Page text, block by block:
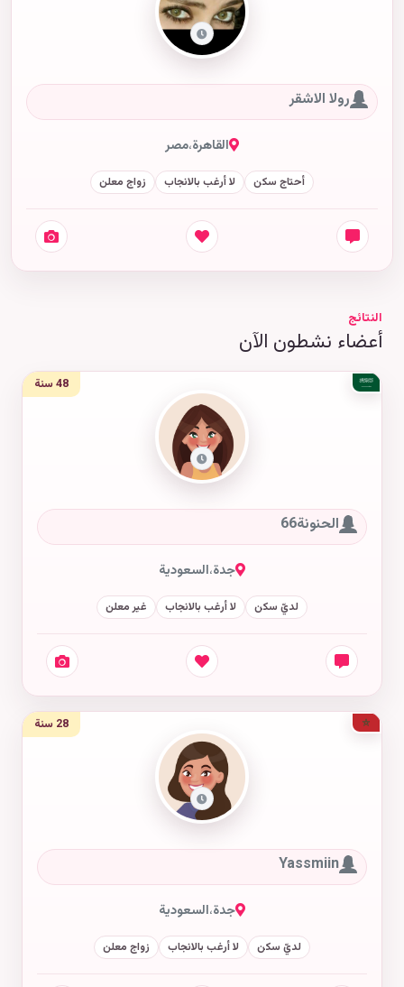
رولا الاشقر
القاهرة،مصر
أحتاج سكن لا أرغب بالانجاب زواج معلن
النتائج
أعضاء نشطون الآن
48 سنة
الحنونة66
جدة،السعودية
لديّ سكن لا أرغب بالانجاب غير معلن
28 سنة
Yassmiin
جدة،السعودية
لديّ سكن لا أرغب بالانجاب زواج معلن